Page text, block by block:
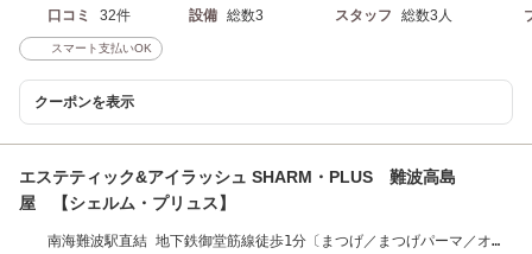
口コミ 32件 設備 総数3 スタッフ 総数3人
スマート支払いOK
クーポンを表示
エステティック&アイラッシュ SHARM・PLUS 難波高島
屋 【シェルム・プリュス】
南海難波駅直結 地下鉄御堂筋線徒歩1分〔まつげ／まつげパーマ／オイ